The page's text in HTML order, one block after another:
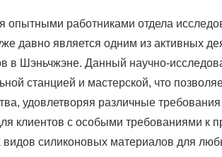
опытными работниками отдела
давно является одним из активных
в Шэньчжэне. Данный научно-
станцией и мастерской, что
удовлетворяя различные
клиентов с особыми требованиями к
видов силиконовых материалов для